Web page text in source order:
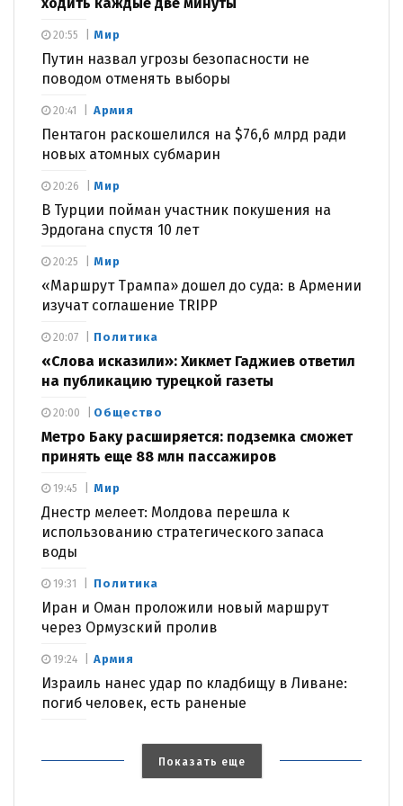
Мир
Путин назвал угрозы безопасности не
поводом отменять выборы
20:55
Армия
Пентагон раскошелился на $76,6 млрд ради
новых атомных субмарин
20:41
Мир
В Турции пойман участник покушения на
Эрдогана спустя 10 лет
20:26
Мир
«Маршрут Трампа» дошел до суда: в Армении
изучат соглашение TRIPP
20:25
Политика
«Слова исказили»: Хикмет Гаджиев ответил
на публикацию турецкой газеты
20:07
Общество
Метро Баку расширяется: подземка сможет
принять еще 88 млн пассажиров
20:00
Мир
Днестр мелеет: Молдова перешла к
использованию стратегического запаса
воды
19:45
Политика
Иран и Оман проложили новый маршрут
через Ормузский пролив
19:31
Армия
Израиль нанес удар по кладбищу в Ливане:
погиб человек, есть раненые
19:24
Показать еще